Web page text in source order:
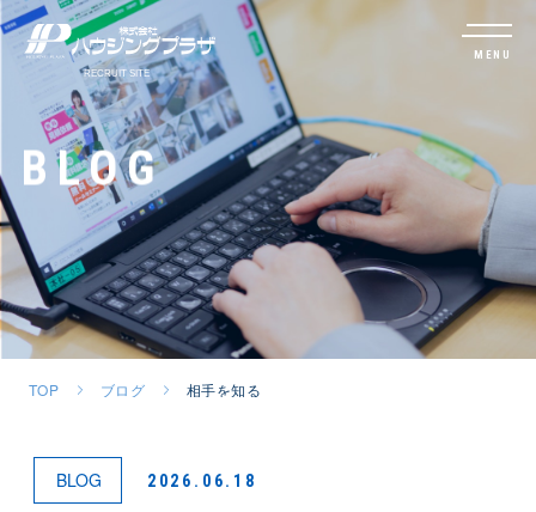
MENU
BLOG
TOP ブログ 相手を知る
BLOG 2026.06.18